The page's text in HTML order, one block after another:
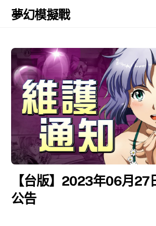
Skip
夢幻模擬戰
【台版】2023年06月27
公告